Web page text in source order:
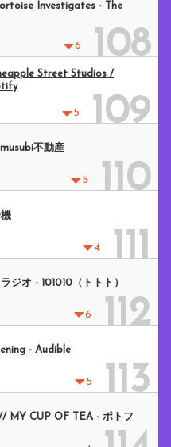
6 108
Investigates - The
5 109
Street Studios /
5 110
不動産
4 111
6 112
ジオ - 101010（トトト）
5 113
- Audible
MY CUP OF TEA - ポトフ